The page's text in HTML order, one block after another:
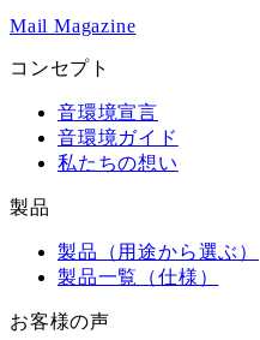
Mail Magazine
コンセプト
音環境宣言
音環境ガイド
私たちの想い
製品
製品（用途から選ぶ）
製品一覧（仕様）
お客様の声